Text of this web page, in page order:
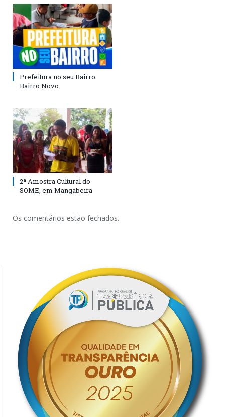
Prefeitura no seu Bairro:
Bairro Novo
2ª Amostra Cultural do
SOME, em Mangabeira
Os comentários estão fechados.